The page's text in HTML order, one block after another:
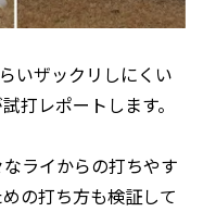
いザックリしにくい
打レポートします。
ライからの打ちやす
の打ち方も検証して